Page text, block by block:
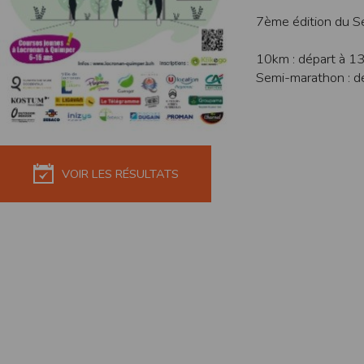
7ème édition du
10km : départ à
Semi-marathon :
VOIR LES RÉSULTATS
de réponse ou de qualité. Il n’est prévu
La responsabilité de l’éditeur ne saurait
Par ailleurs, l’EDITEUR peut être amené
reconnaît et accepte que l’EDITEUR ne
Modification des conditions
L’EDITEUR se réserve la possibilité de
et/ou de son exploitation.
Règles d'usage d'Internet
L’EDITEUR n’assume aucune